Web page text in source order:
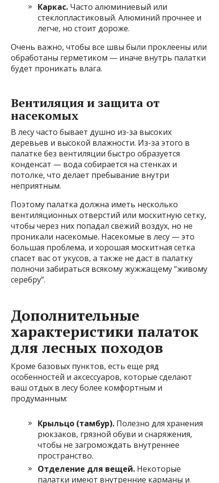
Каркас. Часто алюминиевый или
стеклопластиковый. Алюминий прочнее и
легче, но стоит дороже.
Очень важно, чтобы все швы были проклеены или
обработаны герметиком — иначе внутрь палатки
будет проникать влага.
Вентиляция и защита от
насекомых
В лесу часто бывает душно из-за высоких
деревьев и высокой влажности. Из-за этого в
палатке без вентиляции быстро образуется
конденсат — вода собирается на стенках и
потолке, что делает пребывание внутри
неприятным.
Поэтому палатка должна иметь несколько
вентиляционных отверстий или москитную сетку,
чтобы через них попадал свежий воздух, но не
проникали насекомые. Насекомые в лесу — это
большая проблема, и хорошая москитная сетка
спасет вас от укусов, а также не даст в палатку
полночи забираться всякому жужжащему “живому
серебру”.
Дополнительные
характеристики палаток
для лесных походов
Кроме базовых пунктов, есть еще ряд
особенностей и аксессуаров, которые сделают
ваш отдых в лесу более комфортным и
продуманным:
Крыльцо (тамбур). Полезно для хранения
рюкзаков, грязной обуви и снаряжения,
чтобы не загромождать внутреннее
пространство.
Отделение для вещей. Некоторые
палатки имеют внутренние карманы и